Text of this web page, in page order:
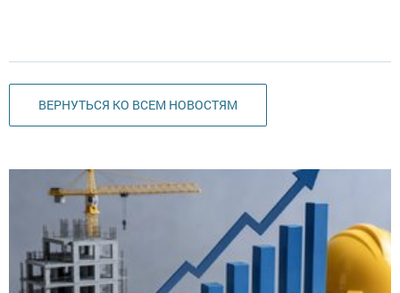
ВЕРНУТЬСЯ КО ВСЕМ НОВОСТЯМ